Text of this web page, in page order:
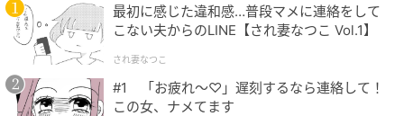
最初に感じた違和感…普段マメに連絡をして
こない夫からのLINE【され妻なつこ Vol.1】
され妻なつこ
#1 「お疲れ〜♡」遅刻するなら連絡して！
この女、ナメてます